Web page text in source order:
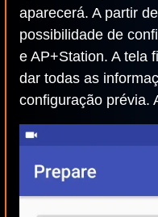
aparecerá. A partir
possibilidade de
e AP+Station. A tela
dar todas as
configuração prévia.